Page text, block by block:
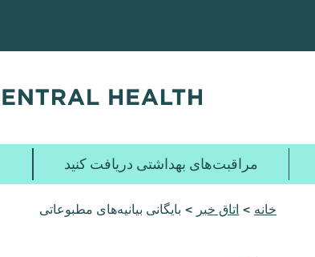
محتوای
مراقبت‌های بهداشتی دریافت کنید
خانه > اتاق خبر > بایگانی بیانیه‌های مطبوعاتی